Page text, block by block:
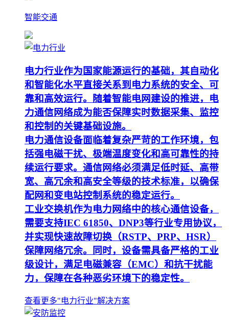
智能交通
电力行业作为国家能源运行的基础，其自动化
和智能化水平直接关系到电力系统的安全、可
靠和高效运行。随着智能电网建设的推进，电
力通信网络成为能否保障实时数据采集、监控
和控制的关键基础设施。
电力通信设备面临着复杂严苛的工作环境，包
括强电磁干扰、极端温度变化和高可靠性的持
续运行要求。通信网络必须满足低时延、高带
宽、高冗余和高安全等级的技术标准，以确保
配网和变电站控制系统的稳定运行。
工业交换机作为电力网络中的核心通信设备，
需要支持IEC 61850、DNP3等行业专用协议，
并实现快速故障切换（RSTP、PRP、HSR）
保障网络冗余。同时，设备需具备严格的工业
级设计，满足电磁兼容（EMC）和抗干扰能
力，保障在各种恶劣环境下的稳定性。
查看更多"电力行业"解决方案